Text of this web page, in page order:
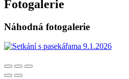
Fotogalerie
Náhodná fotogalerie